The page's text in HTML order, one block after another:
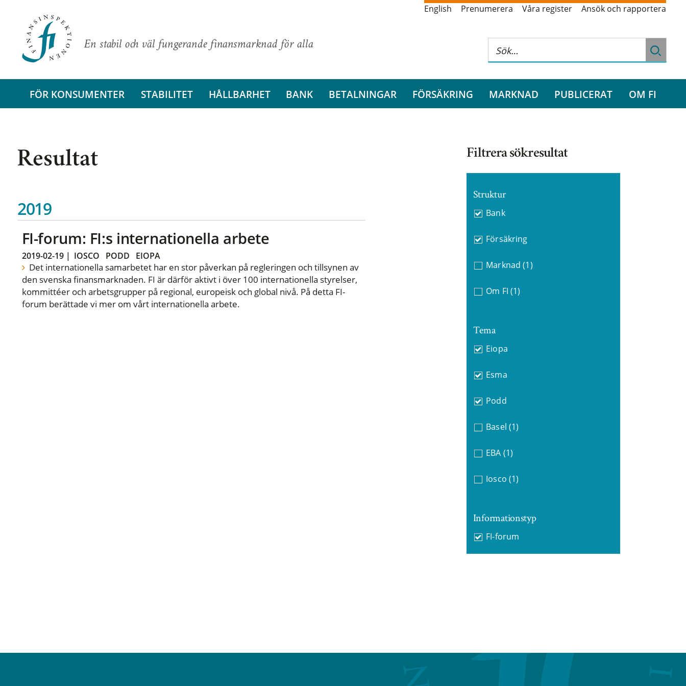
En stabil och väl fungerande finansmarknad för alla
English Prenumerera Våra register Ansök och rapportera
FÖR KONSUMENTER STABILITET HÅLLBARHET BANK BETALNINGAR FÖRSÄKRING MARKNAD PUBLICERAT OM FI
Resultat
2019
FI-forum: FI:s internationella arbete
2019-02-19| IOSCO PODD EIOPA
Det internationella samarbetet har en stor påverkan på regleringen och tillsynen av
den svenska finansmarknaden. FI är därför aktivt i över 100 internationella styrelser,
kommittéer och arbetsgrupper på regional, europeisk och global nivå. På detta FI-
forum berättade vi mer om vårt internationella arbete.
Filtrera sökresultat
Struktur
Bank
Försäkring
Marknad (1)
Om FI (1)
Tema
Eiopa
Esma
Podd
Basel (1)
EBA (1)
Iosco (1)
Informationstyp
FI-forum